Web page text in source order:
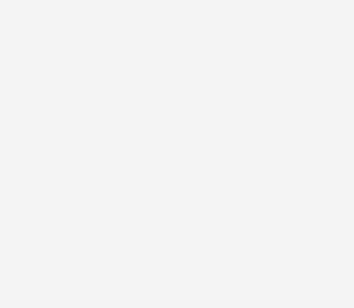
kombinierter Wert der CO2-Emission: 131 g/km; CO2-
ALLGRIP Comfort+
kombinierter Wert der CO2-Emission: 131 g/km; CO2-
ALLGRIP AT Comfort+
6,1 l/100 km; kombinierter Wert der CO2-Emission: 141
CO2-Emission: 102 g/km; CO2-Klasse: C.
Comfort+